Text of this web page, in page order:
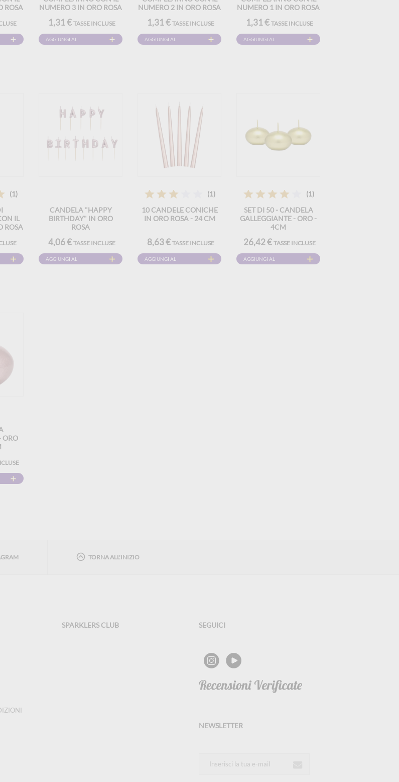
ROSA
NUMERO 3 IN ORO ROSA
1,31 €TASSE INCLUSE
AGGIUNGI AL
NUMERO 2 IN ORO ROSA
1,31 €TASSE INCLUSE
AGGIUNGI AL
NUMERO 1 IN ORO ROSA
1,31 €TASSE INCLUSE
AGGIUNGI AL
(1)
IL
ROSA
CANDELA "HAPPY
BIRTHDAY" IN ORO
ROSA
4,06 €TASSE INCLUSE
AGGIUNGI AL
(1)
10 CANDELE CONICHE
IN ORO ROSA - 24 CM
8,63 €TASSE INCLUSE
AGGIUNGI AL
(1)
SET DI 50 - CANDELA
GALLEGGIANTE - ORO -
4CM
26,42 €TASSE INCLUSE
AGGIUNGI AL
ORO
TORNA ALL'INIZIO
SPARKLERS CLUB SEGUICI
NEWSLETTER